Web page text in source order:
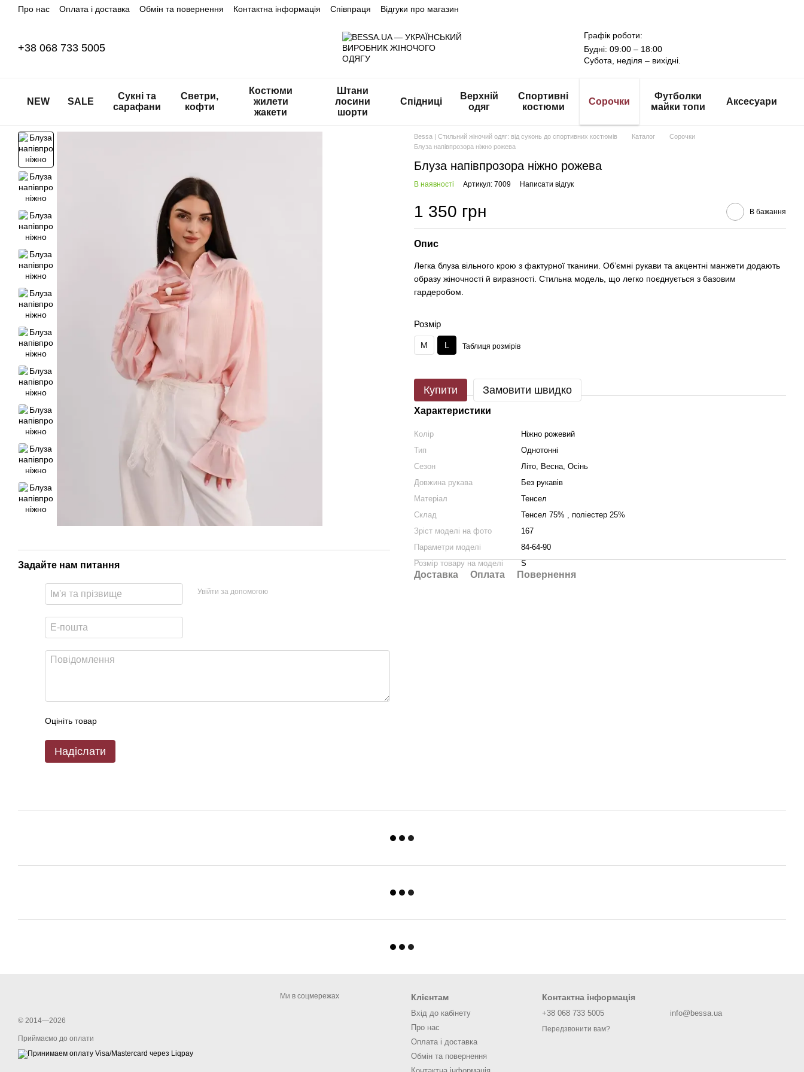
Перейти до основного контенту
Про нас Оплата і доставка Обмін та повернення Контактна інформація Співпраця Відгуки про магазин
+38 068 733 5005
Графік роботи:
Будні: 09:00 – 18:00
Субота, неділя – вихідні.
NEW SALE
Сукні та
сарафани
Светри,
кофти
Костюми
жилети
жакети
Штани
лосини
шорти
Спідниці
Верхній
одяг
Спортивні
костюми
Сорочки
Футболки
майки топи
Аксесуари
Задайте нам питання
Увійти за допомогою
Оцініть товар
Надіслати
Bessa | Стильний жіночий одяг: від суконь до спортивних костюмів Каталог
Сорочки
Блуза напівпрозора ніжно рожева
Блуза напівпрозора ніжно рожева
В наявності Артикул: 7009 Написати відгук
1 350 грн В бажання
Опис
Легка блуза вільного крою з фактурної тканини. Об’ємні рукави та акцентні манжети додають
образу жіночності й виразності. Стильна модель, що легко поєднується з базовим
гардеробом.
Розмір
M L Таблиця розмірів
Купити Замовити швидко
Характеристики
Колір
Ніжно рожевий
Тип
Однотонні
Сезон
Літо, Весна, Осінь
Довжина рукава
Без рукавів
Матеріал
Тенсел
Склад
Тенсел 75% , поліестер 25%
Зріст моделі на фото
167
Параметри моделі
84-64-90
Розмір товару на моделі
S
Доставка Оплата Повернення
© 2014—2026
Приймаємо до оплати
Ми в соцмережах Клієнтам
Вхід до кабінету
Про нас
Оплата і доставка
Обмін та повернення
Контактна інформація
+38 068 733 5005
Передзвонити вам?
info@bessa.ua